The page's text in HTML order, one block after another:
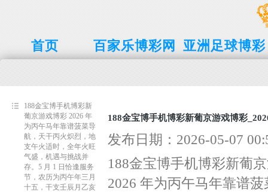
首页 百家乐博彩网
亚洲足球博彩
大全
188金宝博手机博彩新
葡京游戏博彩 2026 年
为丙午马年靠谱菠菜导
航，天干丙火炽烈，地
支午火适时，全年火旺
气盛，机遇与挑战并
存。5 月 1 日恰逢服务
节，农历为丙午年三月
十五，干支壬辰月乙亥
188金宝博手机博彩新葡京游戏博彩
发布日期：2026-05-07
188金宝博手机博彩新葡
2026 年为丙午马年靠谱